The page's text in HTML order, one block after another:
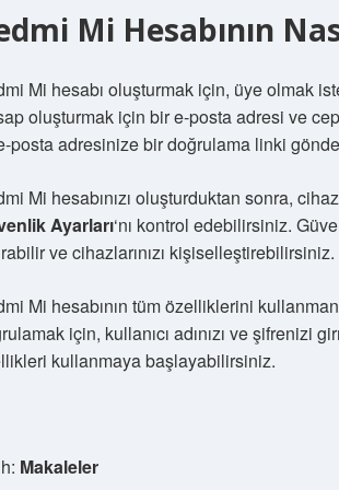
Mi Hesabının
Mi hesabı oluşturmak için, üye olmak
oluşturmak için bir e-posta adresi ve
posta adresinize bir doğrulama linki
Mi hesabınızı oluşturduktan sonra,
Ayarları‘nı kontrol edebilirsiniz.
ve cihazlarınızı kişiselleştirebilirsiniz.
Mi hesabının tüm özelliklerini
için, kullanıcı adınızı ve şifrenizi
kullanmaya başlayabilirsiniz.
Makaleler